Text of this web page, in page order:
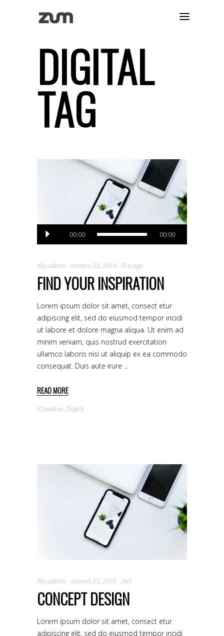
DIGITAL
TAG
Reproductor00:00 00:00
Byadmin enero 23, 2019 Design
FIND YOUR INSPIRATION
Lorem ipsum dolor sit amet, consect etur
adipiscing elit, sed do eiusmod tempor incidi
ut labore et dolore magna aliqua. Ut enim ad
minim veniam, quis nostrud exercitation
ullamco laboris nisi ut aliquip ex ea commodo
consequat. Duis aute irure
READ MORE
Creative, Digital
Byadmin enero 23, 2019 Art
CONCEPT DESIGN
Lorem ipsum dolor sit amet, consect etur
adipiscing elit, sed do eiusmod tempor incidi